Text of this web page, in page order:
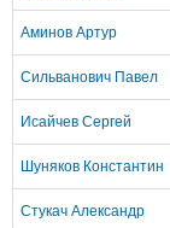
Аминов Артур
Сильванович Павел
Исайчев Сергей
Шуняков Константин
Стукач Александр